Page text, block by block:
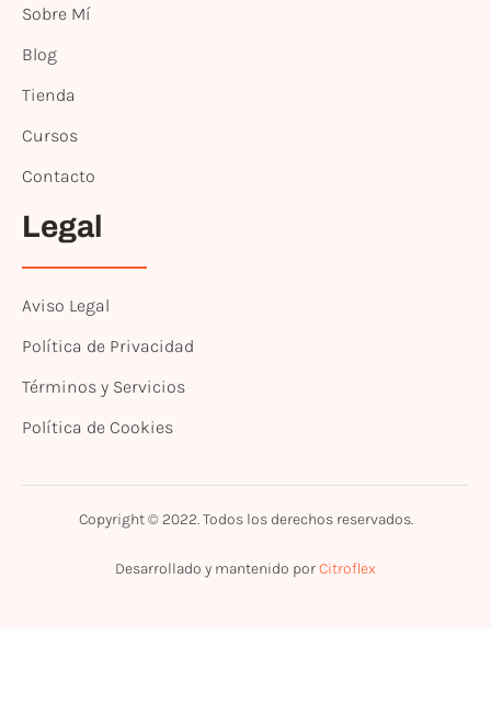
Sobre Mí
Blog
Tienda
Cursos
Contacto
Legal
Aviso Legal
Política de Privacidad
Términos y Servicios
Política de Cookies
Copyright © 2022. Todos los derechos reservados.
Desarrollado y mantenido porCitroflex